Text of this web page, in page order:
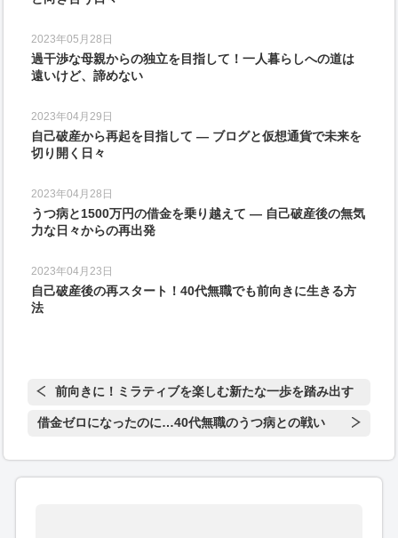
2023年05月28日
過干渉な母親からの独立を目指して！一人暮らしへの道は
遠いけど、諦めない
2023年04月29日
自己破産から再起を目指して ― ブログと仮想通貨で未来を
切り開く日々
2023年04月28日
うつ病と1500万円の借金を乗り越えて ― 自己破産後の無気
力な日々からの再出発
2023年04月23日
自己破産後の再スタート！40代無職でも前向きに生きる方
法
前向きに！ミラティブを楽しむ新たな一歩を踏み出す
借金ゼロになったのに…40代無職のうつ病との戦い